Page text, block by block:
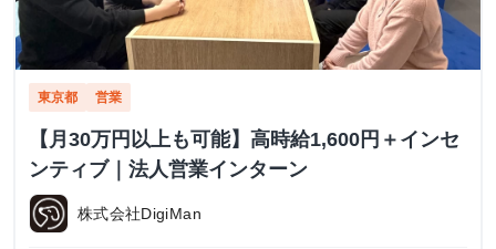
東京都 営業
【月30万円以上も可能】高時給1,600円＋インセ
ンティブ｜法人営業インターン
株式会社DigiMan